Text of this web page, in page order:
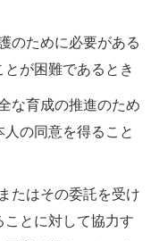
のために必要がある
が困難であるとき
な育成の推進のため
の同意を得ること
たはその委託を受け
とに対して協力す